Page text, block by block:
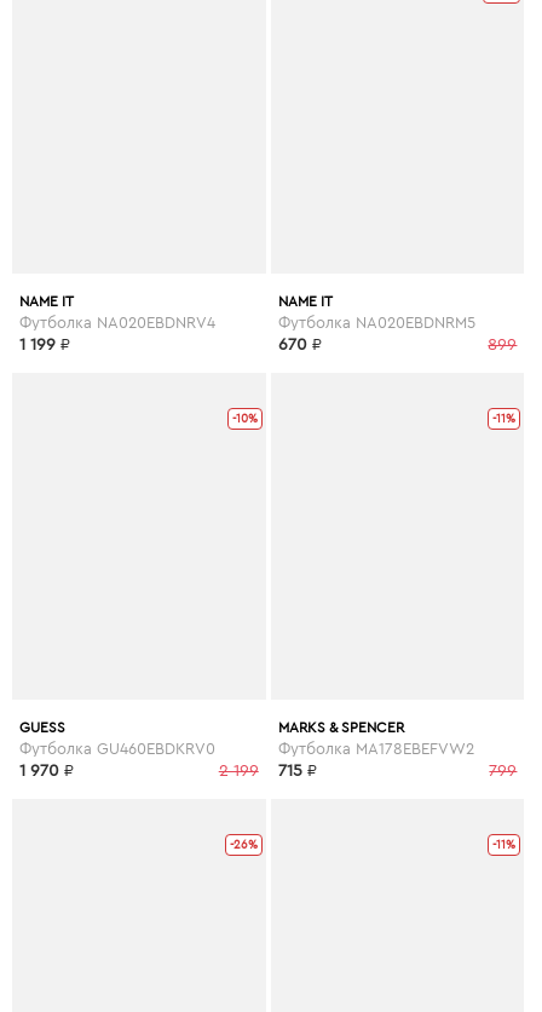
NAME IT
Футболка NA020EBDNRV4
1 199 ₽
NAME IT
Футболка NA020EBDNRM5
899
670 ₽
-10%
GUESS
Футболка GU460EBDKRV0
2 199
1 970 ₽
-11%
MARKS & SPENCER
Футболка MA178EBEFVW2
799
715 ₽
-26% -11%